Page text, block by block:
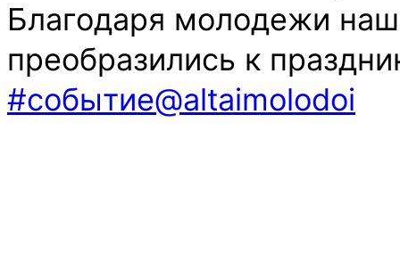
Благодаря молодежи
преобразились к
#событие@altaimolodoi